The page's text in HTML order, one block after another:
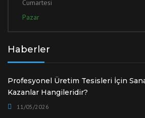
Cumartesi
Pazar
Haberler
Profesyonel Üretim Tesisleri İçin
Kazanlar Hangileridir?
11/05/2026